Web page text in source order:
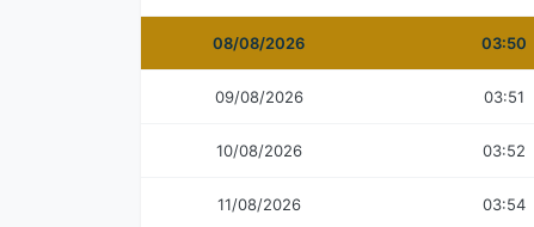
08/08/2026 03:50
09/08/2026 03:51
10/08/2026 03:52
11/08/2026 03:54